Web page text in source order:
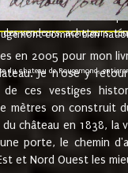
des terriers, etc... au
vendeurs, acheteurs,
comme bien
du chateau de Rougemond,
en 2005 pour mon
Je n'ose y
ces vestiges
mètres on construit
château en 1838, la
porte, le chemin
et Nord Ouest les